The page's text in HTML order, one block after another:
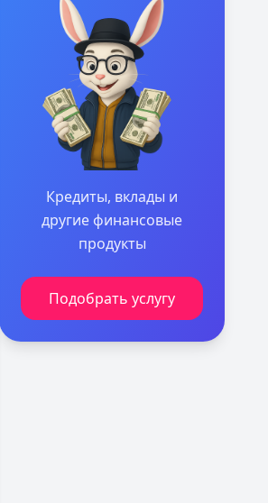
Кредиты, вклады и
другие финансовые
продукты
Подобрать услугу